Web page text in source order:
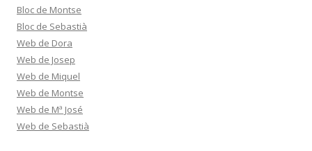
Bloc de Montse
Bloc de Sebastià
Web de Dora
Web de Josep
Web de Miquel
Web de Montse
Web de Mª José
Web de Sebastià